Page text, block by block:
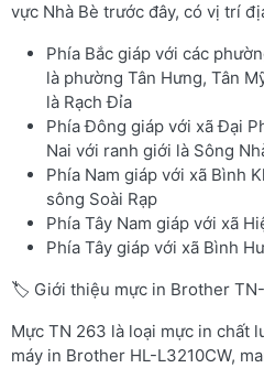
vực Nhà Bè trước đây, có vị trí
Phía Bắc giáp với các
là phường Tân Hưng, Tân
là Rạch Đỉa
Phía Đông giáp với xã Đại
Nai với ranh giới là Sông
Phía Nam giáp với xã Bình
sông Soài Rạp
Phía Tây Nam giáp với xã
Phía Tây giáp với xã Bình
🏷️ Giới thiệu mực in Brother
Mực TN 263 là loại mực in chất
máy in Brother HL-L3210CW,